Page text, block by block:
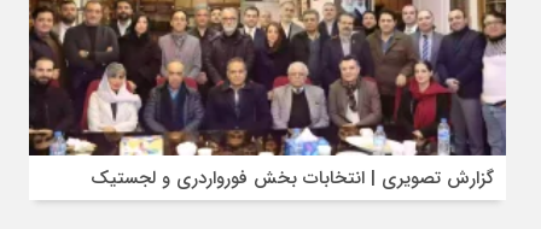
گزارش تصویری | انتخابات بخش فورواردری و لجستیک